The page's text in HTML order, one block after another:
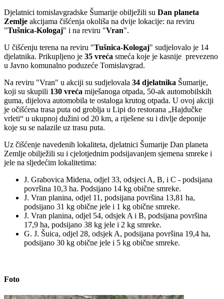
Djelatnici tomislavgradske Šumarije obilježili su Dan planeta
Zemlje akcijama čišćenja okoliša na dvije lokacije: na reviru
"Tušnica-Kologaj" i na reviru "Vran".
U čišćenju terena na reviru "Tušnica-Kologaj" sudjelovalo je 14
djelatnika. Prikupljeno je 35 vreća smeća koje je kasnije prevezeno
u Javno komunalno poduzeće Tomislavgrad.
Na reviru "Vran" u akciji su sudjelovala 34 djelatnika Šumarije,
koji su skupili 130 vreća miješanoga otpada, 50-ak automobilskih
guma, dijelova automobila te ostaloga krutog otpada. U ovoj akciji
je očišćena trasa puta od groblja u Lipi do restorana „Hajdučke
vrleti“ u ukupnoj dužini od 20 km, a riješene su i divlje deponije
koje su se nalazile uz trasu puta.
Uz čišćenje navedenih lokaliteta, djelatnici Šumarije Dan planeta
Zemlje obilježili su i cjelotjednim podsijavanjem sjemena smreke i
jele na sljedećim lokalitetima:
J. Grabovica Midena, odjel 33, odsjeci A, B, i C - podsijana
površina 10,3 ha. Podsijano 14 kg obične smreke.
J. Vran planina, odjel 11, podsijana površina 13,81 ha,
podsijano 31 kg obične jele i 1 kg obične smreke.
J. Vran planina, odjel 54, odsjek A i B, podsijana površina
17,9 ha, podsijano 38 kg jele i 2 kg smreke.
G. J. Šuica, odjel 28, odsjek A, podsijana površina 19,4 ha,
podsijano 30 kg obične jele i 5 kg obične smreke.
Foto